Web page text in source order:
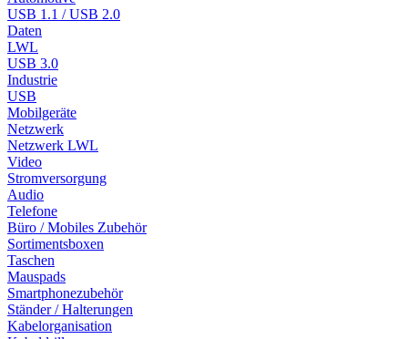
USB 1.1 / USB 2.0
Daten
LWL
USB 3.0
Industrie
USB
Mobilgeräte
Netzwerk
Netzwerk LWL
Video
Stromversorgung
Audio
Telefone
Büro / Mobiles Zubehör
Sortimentsboxen
Taschen
Mauspads
Smartphonezubehör
Ständer / Halterungen
Kabelorganisation